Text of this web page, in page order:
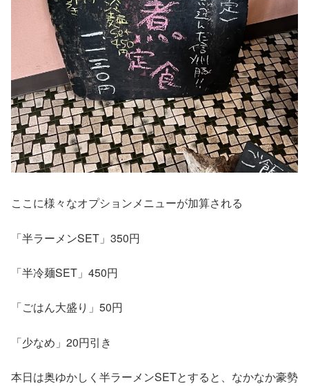
ここに様々なオプションメニューが加算される
「半ラーメンSET 」 350円
「半冷麺SET 」 450円
「ごはん大盛り」 50円
「少なめ」 20円引き
本日は奥ゆかしく半ラーメンSETとすると、なかなか豪勢